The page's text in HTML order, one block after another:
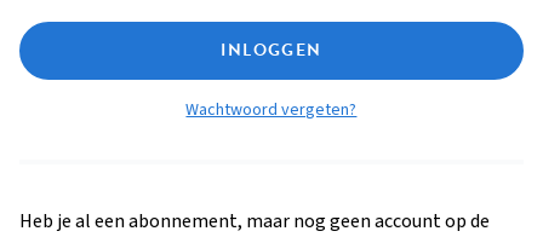
INLOGGEN
Wachtwoord vergeten?
Heb je al een abonnement, maar nog geen account op de